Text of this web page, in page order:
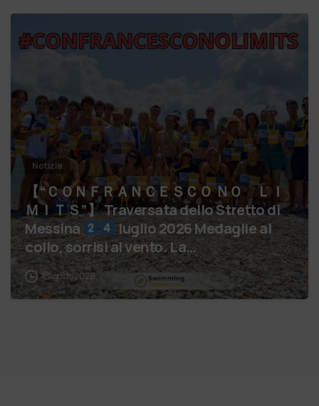
Notizie
【 “ＣＯＮＦＲＡＮＣＥＳＣＯ ＮＯ ＬＩ
ＭＩＴＳ”】 Traversata dello Stretto di
Messina
luglio 2026 Medaglie al
collo, sorrisi al vento. La…
4 Agosto 2026